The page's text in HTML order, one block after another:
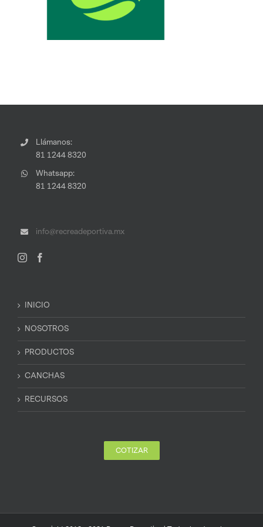
Llámanos:
81 1244 8320
Whatsapp:
81 1244 8320
info@recreadeportiva.mx
INICIO
NOSOTROS
PRODUCTOS
CANCHAS
RECURSOS
COTIZAR